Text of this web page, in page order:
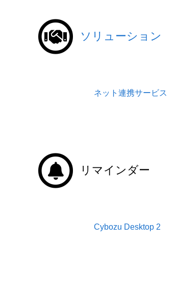
ソリューション
ネット連携サービス
リマインダー
Cybozu Desktop 2